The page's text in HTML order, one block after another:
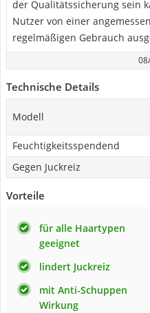
der Qualitätssicherung sein
Nutzer von einer
regelmäßigen Gebrauch
Technische Details
Modell
Feuchtigkeitsspendend
Gegen Juckreiz
Vorteile
für alle Haartypen
geeignet
lindert Juckreiz
mit Anti-Schuppen
Wirkung